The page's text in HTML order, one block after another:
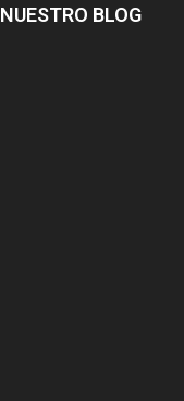
NUESTRO BLOG